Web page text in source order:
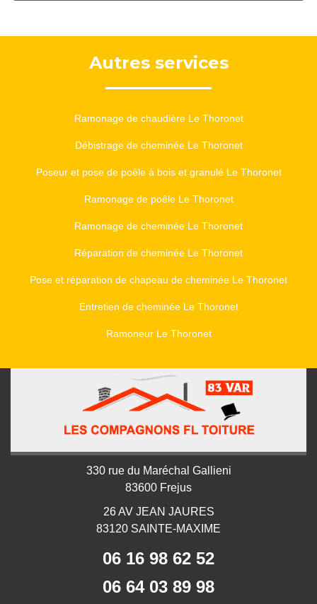
Autres services
Ramonage de chaudière Le Thoronet
Débistrage de cheminée Le Thoronet
Poseur et pose de poêle à bois et granulé Le Thoronet
Ramonage de poêle Le Thoronet
Ramonage de cheminée Le Thoronet
Réparation de cheminée Le Thoronet
Pose et réparation de chapeau de cheminée Le Thoronet
Entretien de cheminée Le Thoronet
Ramoneur Le Thoronet
330 rue du Maréchal Gallieni
83600 Frejus
26 AV JEAN JAURES
83120 SAINTE-MAXIME
06 16 98 62 52
06 64 03 89 98